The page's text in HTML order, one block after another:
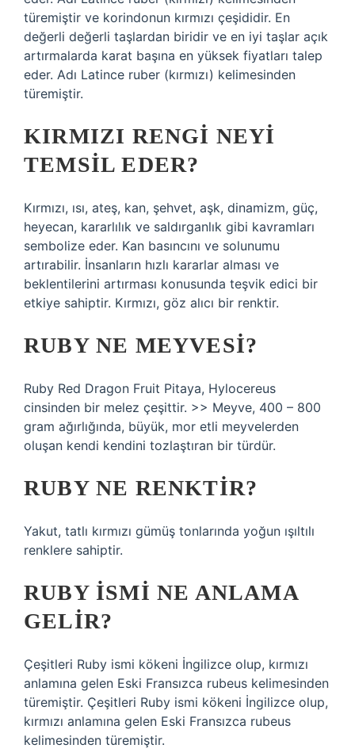
türemiştir ve korindonun kırmızı çeşididir. En
değerli değerli taşlardan biridir ve en iyi taşlar açık
artırmalarda karat başına en yüksek fiyatları talep
eder. Adı Latince ruber (kırmızı) kelimesinden
türemiştir.
KIRMIZI RENGI NEYI
TEMSIL EDER?
Kırmızı, ısı, ateş, kan, şehvet, aşk, dinamizm, güç,
heyecan, kararlılık ve saldırganlık gibi kavramları
sembolize eder. Kan basıncını ve solunumu
artırabilir. İnsanların hızlı kararlar alması ve
beklentilerini artırması konusunda teşvik edici bir
etkiye sahiptir. Kırmızı, göz alıcı bir renktir.
RUBY NE MEYVESI?
Ruby Red Dragon Fruit Pitaya, Hylocereus
cinsinden bir melez çeşittir. >> Meyve, 400 – 800
gram ağırlığında, büyük, mor etli meyvelerden
oluşan kendi kendini tozlaştıran bir türdür.
RUBY NE RENKTIR?
Yakut, tatlı kırmızı gümüş tonlarında yoğun ışıltılı
renklere sahiptir.
RUBY ISMI NE ANLAMA
GELIR?
Çeşitleri Ruby ismi kökeni İngilizce olup, kırmızı
anlamına gelen Eski Fransızca rubeus kelimesinden
türemiştir. Çeşitleri Ruby ismi kökeni İngilizce olup,
kırmızı anlamına gelen Eski Fransızca rubeus
kelimesinden türemiştir.